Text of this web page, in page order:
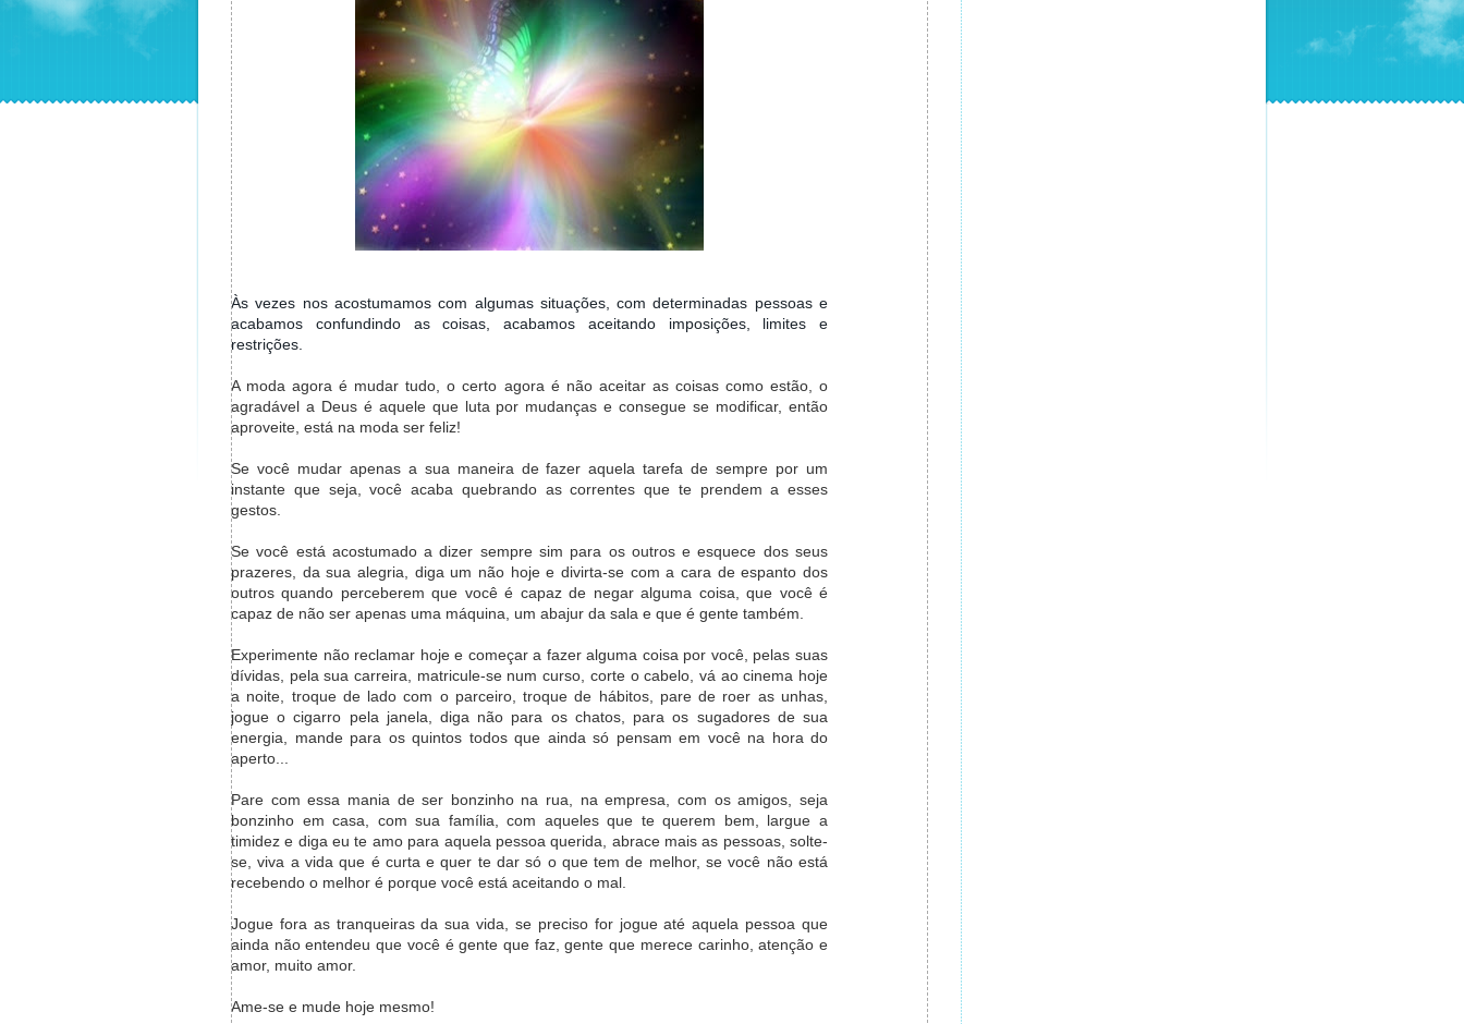
Às vezes nos acostumamos com algumas situações, com determinadas pessoas e
acabamos confundindo as coisas, acabamos aceitando imposições, limites e
restrições.
A moda agora é mudar tudo, o certo agora é não aceitar as coisas como estão, o
agradável a Deus é aquele que luta por mudanças e consegue se modificar, então
aproveite, está na moda ser feliz!
Se você mudar apenas a sua maneira de fazer aquela tarefa de sempre por um
instante que seja, você acaba quebrando as correntes que te prendem a esses
gestos.
Se você está acostumado a dizer sempre sim para os outros e esquece dos seus
prazeres, da sua alegria, diga um não hoje e divirta-se com a cara de espanto dos
outros quando perceberem que você é capaz de negar alguma coisa, que você é
capaz de não ser apenas uma máquina, um abajur da sala e que é gente também.
Experimente não reclamar hoje e começar a fazer alguma coisa por você, pelas suas
dívidas, pela sua carreira, matricule-se num curso, corte o cabelo, vá ao cinema hoje
a noite, troque de lado com o parceiro, troque de hábitos, pare de roer as unhas,
jogue o cigarro pela janela, diga não para os chatos, para os sugadores de sua
energia, mande para os quintos todos que ainda só pensam em você na hora do
aperto...
Pare com essa mania de ser bonzinho na rua, na empresa, com os amigos, seja
bonzinho em casa, com sua família, com aqueles que te querem bem, largue a
timidez e diga eu te amo para aquela pessoa querida, abrace mais as pessoas, solte-
se, viva a vida que é curta e quer te dar só o que tem de melhor, se você não está
recebendo o melhor é porque você está aceitando o mal.
Jogue fora as tranqueiras da sua vida, se preciso for jogue até aquela pessoa que
ainda não entendeu que você é gente que faz, gente que merece carinho, atenção e
amor, muito amor.
Ame-se e mude hoje mesmo!